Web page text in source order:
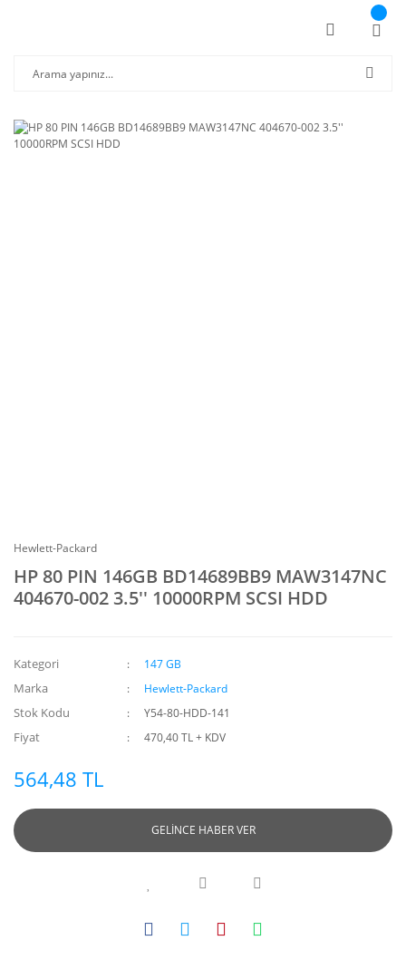
Hewlett-Packard
HP 80 PIN 146GB BD14689BB9 MAW3147NC
404670-002 3.5'' 10000RPM SCSI HDD
Kategori 147 GB
Marka Hewlett-Packard
Stok Kodu Y54-80-HDD-141
Fiyat 470,40 TL + KDV
564,48 TL
GELİNCE HABER VER